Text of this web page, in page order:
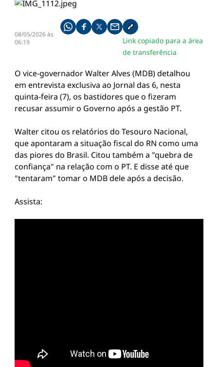
08/05/2026 às
06:19
Compartilhe pelo whatsapp
Compartilhar no facebook
Compartilhar no twitter
Compartilhe pelo email
Copiar link da notícia
Link copiado para a área
de transferência
O vice-governador Walter Alves (MDB) detalhou
em entrevista exclusiva ao Jornal das 6, nesta
quinta-feira (7), os bastidores que o fizeram
recusar assumir o Governo após a gestão PT.
Walter citou os relatórios do Tesouro Nacional,
que apontaram a situação fiscal do RN como uma
das piores do Brasil. Citou também a "quebra de
confiança" na relação com o PT. E disse até que
"tentaram" tomar o MDB dele após a decisão.
Assista: